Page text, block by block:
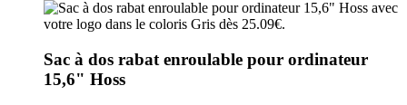
Sac à dos rabat enroulable pour ordinateur
15,6" Hoss